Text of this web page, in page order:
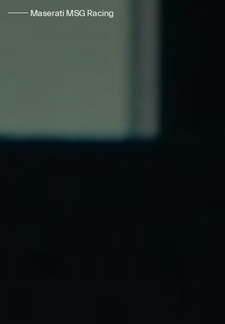
Maserati MSG Racing